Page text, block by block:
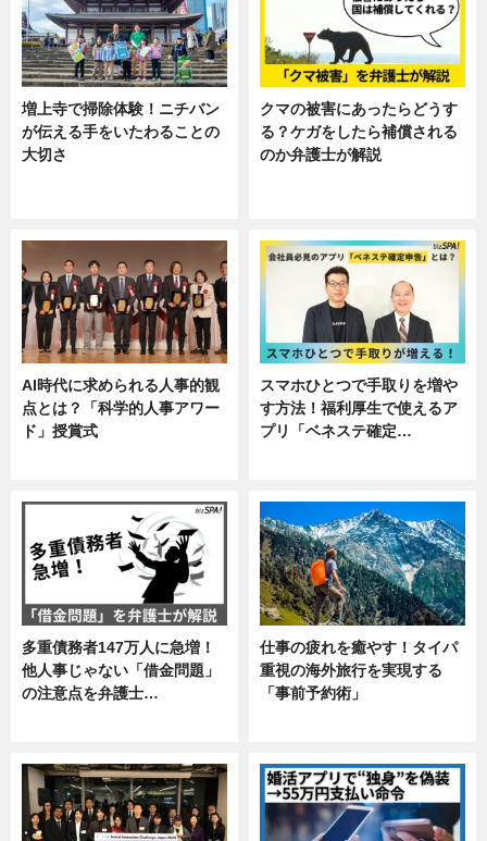
増上寺で掃除体験！ニチバン
が伝える手をいたわることの
大切さ
クマの被害にあったらどうす
る？ケガをしたら補償される
のか弁護士が解説
AI時代に求められる人事的観
点とは？「科学的人事アワー
ド」授賞式
スマホひとつで手取りを増や
す方法！福利厚生で使えるア
プリ「ベネステ確定…
多重債務者147万人に急増！
他人事じゃない「借金問題」
の注意点を弁護士…
仕事の疲れを癒やす！タイパ
重視の海外旅行を実現する
「事前予約術」